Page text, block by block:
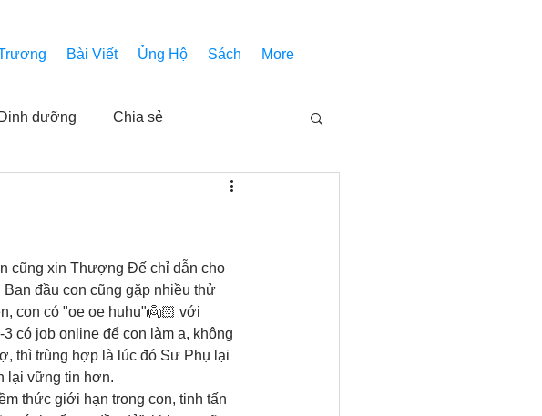
Bài Viết Ủng Hộ Sách More
dưỡng Chia sẻ
Các bài pháp
Góc chân thiện mỹ Nhóm Thiên Nhãn
Trích dẫn trong kinh thánh Âm Nhạc
cũng xin Thượng Đế chỉ dẫn cho
đầu con cũng gặp nhiều thử
con có "oe oe huhu"👼🏻 với
có job online để con làm ạ, không
thì trùng hợp là lúc đó Sư Phụ lại
lại vững tin hơn.
thức giới hạn trong con, tinh tấn